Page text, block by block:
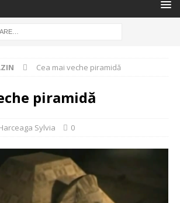
Cea mai veche piramidă
piramidă
Sylvia 0